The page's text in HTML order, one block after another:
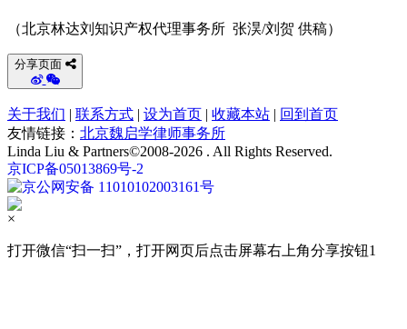
（北京林达刘知识产权代理事务所 张淏/刘贺 供稿）
分享页面
关于我们 | 联系方式 | 设为首页 | 收藏本站 | 回到首页
友情链接： 北京魏启学律师事务所
Linda Liu & Partners©2008-2026 . All Rights Reserved.
京ICP备05013869号-2
京公网安备 11010102003161号
×
打开微信“扫一扫”，打开网页后点击屏幕右上角分享按钮1